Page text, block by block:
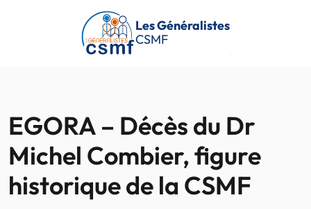
Passer au contenu principal
Les Généralistes
CSMF
EGORA – Décès du Dr
Michel Combier, figure
historique de la CSMF